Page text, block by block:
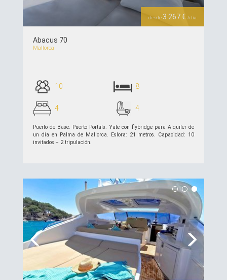
desde 3 267 € /día
Abacus 70
Mallorca
10 8
4 4
Puerto de Base: Puerto Portals. Yate con flybridge para Alquiler de
un día en Palma de Mallorca. Eslora: 21 metros. Capacidad: 10
invitados + 2 tripulación.
ver detalles >>